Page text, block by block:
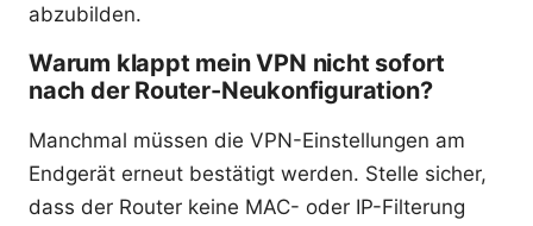
abzubilden.
Warum klappt mein VPN nicht sofort
nach der Router-Neukonfiguration?
Manchmal müssen die VPN-Einstellungen am
Endgerät erneut bestätigt werden. Stelle sicher,
dass der Router keine MAC- oder IP-Filterung